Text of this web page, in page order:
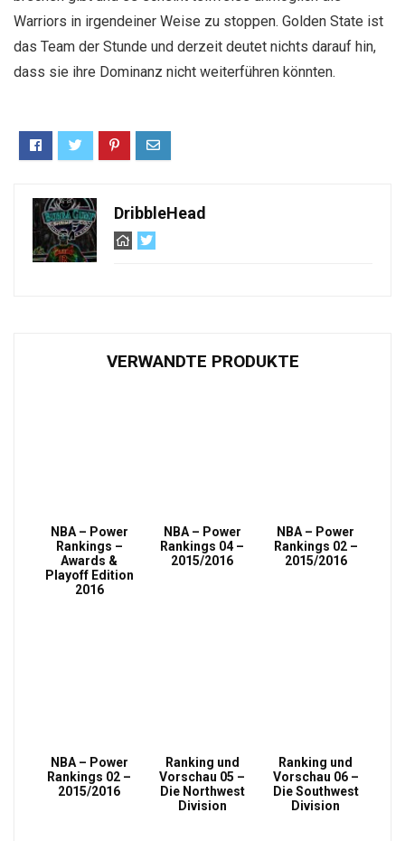
Warriors in irgendeiner Weise zu stoppen. Golden State ist
das Team der Stunde und derzeit deutet nichts darauf hin,
dass sie ihre Dominanz nicht weiterführen könnten.
DribbleHead
VERWANDTE PRODUKTE
NBA – Power
Rankings –
Awards &
Playoff Edition
2016
NBA – Power
Rankings 04 –
2015/2016
NBA – Power
Rankings 02 –
2015/2016
NBA – Power
Rankings 02 –
2015/2016
Ranking und
Vorschau 05 –
Die Northwest
Division
Ranking und
Vorschau 06 –
Die Southwest
Division